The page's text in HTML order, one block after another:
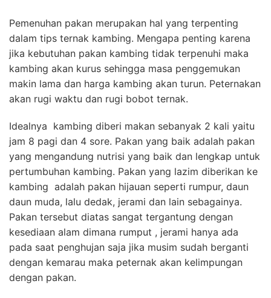
Pemenuhan pakan merupakan hal yang terpenting
dalam tips ternak kambing. Mengapa penting karena
jika kebutuhan pakan kambing tidak terpenuhi maka
kambing akan kurus sehingga masa penggemukan
makin lama dan harga kambing akan turun. Peternakan
akan rugi waktu dan rugi bobot ternak.
Idealnya kambing diberi makan sebanyak 2 kali yaitu
jam 8 pagi dan 4 sore. Pakan yang baik adalah pakan
yang mengandung nutrisi yang baik dan lengkap untuk
pertumbuhan kambing. Pakan yang lazim diberikan ke
kambing adalah pakan hijauan seperti rumpur, daun
daun muda, lalu dedak, jerami dan lain sebagainya.
Pakan tersebut diatas sangat tergantung dengan
kesediaan alam dimana rumput , jerami hanya ada
pada saat penghujan saja jika musim sudah berganti
dengan kemarau maka peternak akan kelimpungan
dengan pakan.